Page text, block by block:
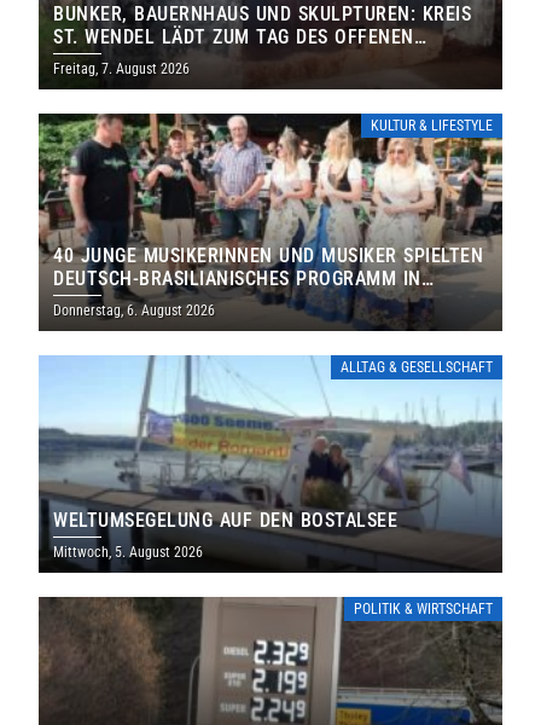
BUNKER, BAUERNHAUS UND SKULPTUREN: KREIS
ST. WENDEL LÄDT ZUM TAG DES OFFENEN
DENKMALS EIN
Freitag, 7. August 2026
KULTUR & LIFESTYLE
40 JUNGE MUSIKERINNEN UND MUSIKER SPIELTEN
DEUTSCH-BRASILIANISCHES PROGRAMM IN
THOLEY
Donnerstag, 6. August 2026
ALLTAG & GESELLSCHAFT
WELTUMSEGELUNG AUF DEN BOSTALSEE
Mittwoch, 5. August 2026
POLITIK & WIRTSCHAFT